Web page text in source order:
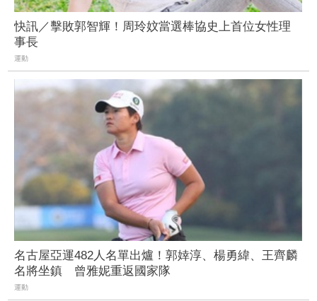
快訊／擊敗郭智輝！周玲妏當選棒協史上首位女性理
事長
運動
名古屋亞運482人名單出爐！郭婞淳、楊勇緯、王齊麟
名將坐鎮 曾雅妮重返國家隊
運動